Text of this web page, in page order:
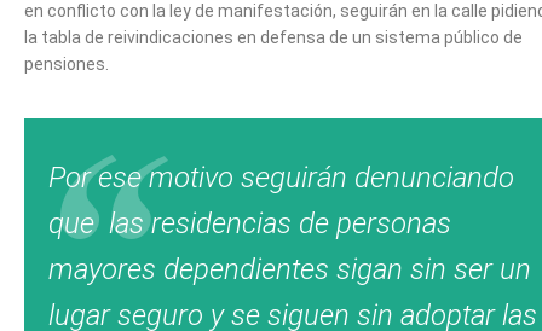
en conflicto con la ley de manifestación, seguirán en la calle
la tabla de reivindicaciones en defensa de un sistema público de
pensiones.
Por ese motivo seguirán denunciando
que las residencias de personas
mayores dependientes sigan sin ser un
lugar seguro y se siguen sin adoptar las